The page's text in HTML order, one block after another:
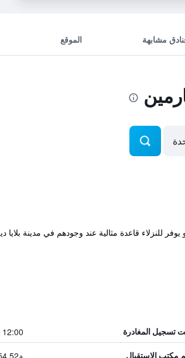
مشابهة الموقع
تسجيل المغادرة 12:00
مكتب الاستقبال +52 554 949 5875